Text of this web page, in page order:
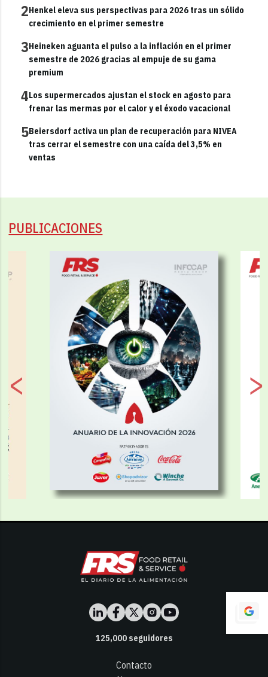
2Henkel eleva sus perspectivas para 2026 tras un sólido
crecimiento en el primer semestre
3Heineken aguanta el pulso a la inflación en el primer
semestre de 2026 gracias al empuje de su gama
premium
4Los supermercados ajustan el stock en agosto para
frenar las mermas por el calor y el éxodo vacacional
5Beiersdorf activa un plan de recuperación para NIVEA
tras cerrar el semestre con una caída del 3,5% en
ventas
PUBLICACIONES
125,000seguidores
Contacto